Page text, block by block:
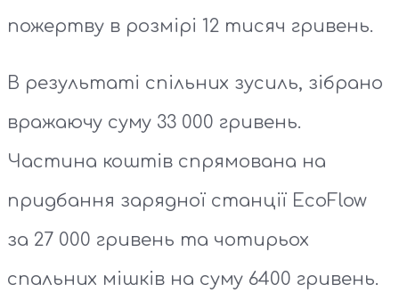
пожертву в розмірі 12 тисяч гривень.
В результаті спільних зусиль, зібрано
вражаючу суму 33 000 гривень.
Частина коштів спрямована на
придбання зарядної станції EcoFlow
за 27 000 гривень та чотирьох
спальних мішків на суму 6400 гривень.